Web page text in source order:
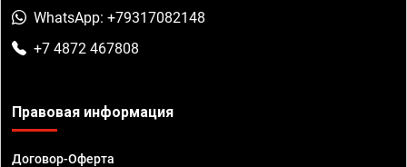
WhatsApp: +79317082148
+7 4872 467808
Правовая информация
Договор-Оферта